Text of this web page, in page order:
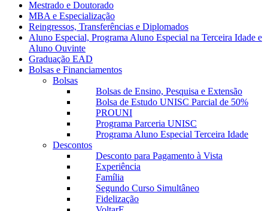
Mestrado e Doutorado
MBA e Especialização
Reingressos, Transferências e Diplomados
Aluno Especial, Programa Aluno Especial na Terceira Idade e
Aluno Ouvinte
Graduação EAD
Bolsas e Financiamentos
Bolsas
Bolsas de Ensino, Pesquisa e Extensão
Bolsa de Estudo UNISC Parcial de 50%
PROUNI
Programa Parceria UNISC
Programa Aluno Especial Terceira Idade
Descontos
Desconto para Pagamento à Vista
Experiência
Família
Segundo Curso Simultâneo
Fidelização